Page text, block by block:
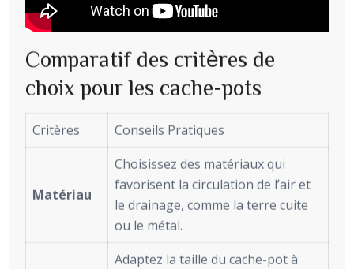
Comparatif des critères de
choix pour les cache-pots
Critères Conseils Pratiques
Matériau
Choisissez des matériaux qui
favorisent la circulation de l’air et
le drainage, comme la terre cuite
ou le métal.
Adaptez la taille du cache-pot à